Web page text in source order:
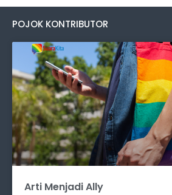
POJOK KONTRIBUTOR
Arti Menjadi Ally